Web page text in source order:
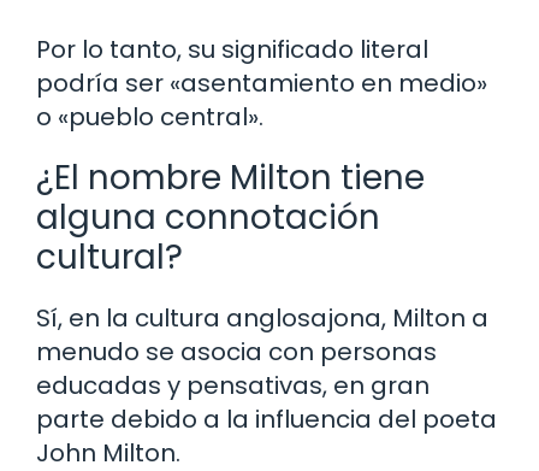
Por lo tanto, su significado literal
podría ser «asentamiento en medio»
o «pueblo central».
¿El nombre Milton tiene
alguna connotación
cultural?
Sí, en la cultura anglosajona, Milton a
menudo se asocia con personas
educadas y pensativas, en gran
parte debido a la influencia del poeta
John Milton.